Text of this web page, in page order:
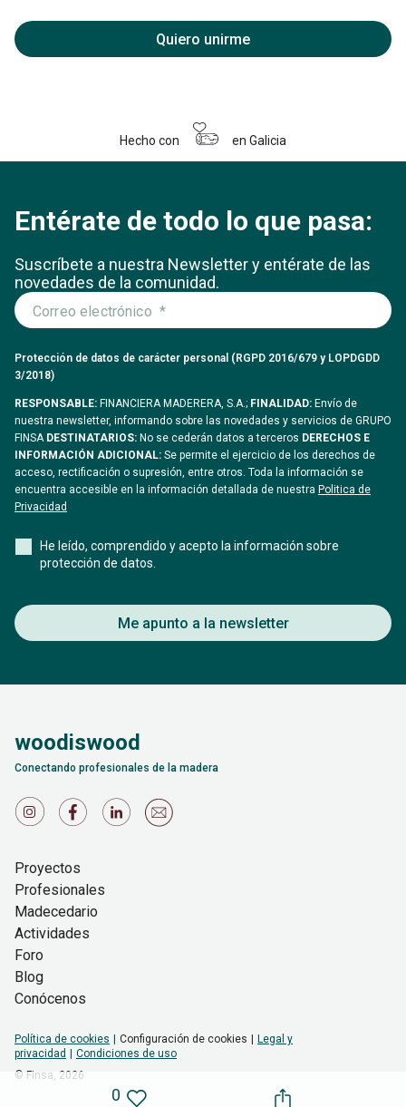
0
Quiero unirme
Hecho con en Galicia
Entérate de todo lo que pasa:
Suscríbete a nuestra Newsletter y entérate de las
novedades de la comunidad.
Protección de datos de carácter personal (RGPD 2016/679 y LOPDGDD
3/2018)
RESPONSABLE: FINANCIERA MADERERA, S.A.; FINALIDAD: Envío de
nuestra newsletter, informando sobre las novedades y servicios de GRUPO
FINSADESTINATARIOS: No se cederán datos a terceros DERECHOS E
INFORMACIÓN ADICIONAL: Se permite el ejercicio de los derechos de
acceso, rectificación o supresión, entre otros. Toda la información se
encuentra accesible en la información detallada de nuestra Politica de
Privacidad
He leído, comprendido y acepto la información sobre
protección de datos.
Me apunto a la newsletter
woodiswood
Conectando profesionales de la madera
Proyectos
Profesionales
Madecedario
Actividades
Foro
Blog
Conócenos
Política de cookies Configuración de cookies
Legal y
privacidad
Condiciones de uso
© Finsa, 2026